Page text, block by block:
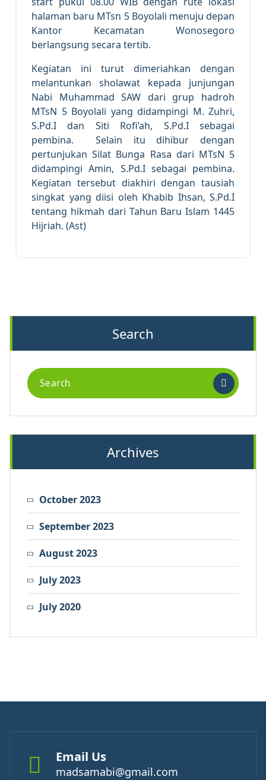
halaman baru MTsn 5 Boyolali menuju depan
Kantor Kecamatan Wonosegoro
berlangsung secara tertib.
Kegiatan ini turut dimeriahkan dengan
melantunkan sholawat kepada junjungan
Nabi Muhammad SAW dari grup hadroh
MTsN 5 Boyolali yang didampingi M. Zuhri,
S.Pd.I dan Siti Rofi’ah, S.Pd.I sebagai
pembina. Selain itu dihibur dengan
pertunjukan Silat Bunga Rasa dari MTsN 5
didampingi Amin, S.Pd.I sebagai pembina.
Kegiatan tersebut diakhiri dengan tausiah
singkat yang diisi oleh Khabib Ihsan, S.Pd.I
tentang hikmah dari Tahun Baru Islam 1445
Hijriah. (Ast)
Search
Search
for:
Archives
October 2023
September 2023
August 2023
July 2023
July 2020
Email Us
madsamabi@gmail.com